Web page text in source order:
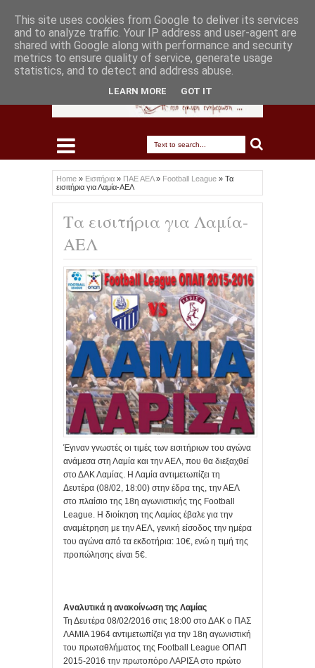
Home » Εισιτήρια » ΠΑΕ ΑΕΛ» Football League » Τα
εισιτήρια για Λαμία-ΑΕΛ
Τα εισιτήρια για Λαμία-
ΑΕΛ
Έγιναν γνωστές οι τιμές των εισιτήριων του αγώνα
ανάμεσα στη Λαμία και την ΑΕΛ, που θα διεξαχθεί
στο ΔΑΚ Λαμίας. Η Λαμία αντιμετωπίζει τη
Δευτέρα (08/02, 18:00) στην έδρα της, την ΑΕΛ
στο πλαίσιο της 18η αγωνιστικής της Football
League. Η διοίκηση της Λαμίας έβαλε για την
αναμέτρηση με την ΑΕΛ, γενική είσοδος την ημέρα
του αγώνα από τα εκδοτήρια: 10€, ενώ η τιμή της
προπώλησης είναι 5€.
Αναλυτικά η ανακοίνωση της Λαμίας
Τη Δευτέρα 08/02/2016 στις 18:00 στο ΔΑΚ ο ΠΑΣ
ΛΑΜΙΑ 1964 αντιμετωπίζει για την 18η αγωνιστική
του πρωταθλήματος της Football League ΟΠΑΠ
2015-2016 την πρωτοπόρο ΛΑΡΙΣΑ στο πρώτο
This site uses cookies from Google to deliver its services
and to analyze traffic. Your IP address and user-agent are
shared with Google along with performance and security
metrics to ensure quality of service, generate usage
statistics, and to detect and address abuse.
LEARN MORE GOT IT